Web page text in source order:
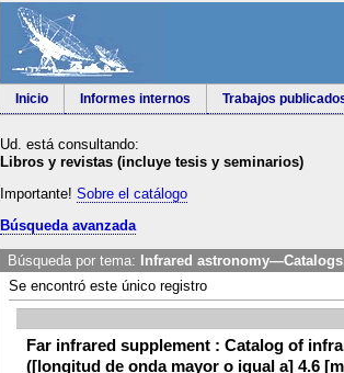
Inicio Informes internos Trabajos
Ud. está consultando:
Libros y revistas (incluye tesis y seminarios)
Importante! Sobre el catálogo
Búsqueda avanzada
Búsqueda por tema: Infrared
Se encontró este único registro
Far infrared supplement : Catalog of
([longitud de onda mayor o igual a] 4.6